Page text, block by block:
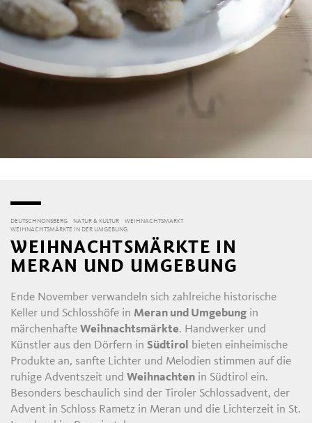
DEUTSCHNONSBERG NATUR & KULTUR
WEIHNACHTSMARKT
WEIHNACHTSMÄRKTE IN DER UMGEBUNG
WEIHNACHTSMÄRKTE IN
MERAN UND UMGEBUNG
Ende November verwandeln sich zahlreiche historische
Keller und Schlosshöfe inMeran und Umgebung in
märchenhafteWeihnachtsmärkte. Handwerker und
Künstler aus den Dörfern inSüdtirol bieten einheimische
Produkte an, sanfte Lichter und Melodien stimmen auf die
ruhige Adventszeit undWeihnachten in Südtirol ein.
Besonders beschaulich sind der Tiroler Schlossadvent, der
Advent in Schloss Rametz in Meran und die Lichterzeit in St.